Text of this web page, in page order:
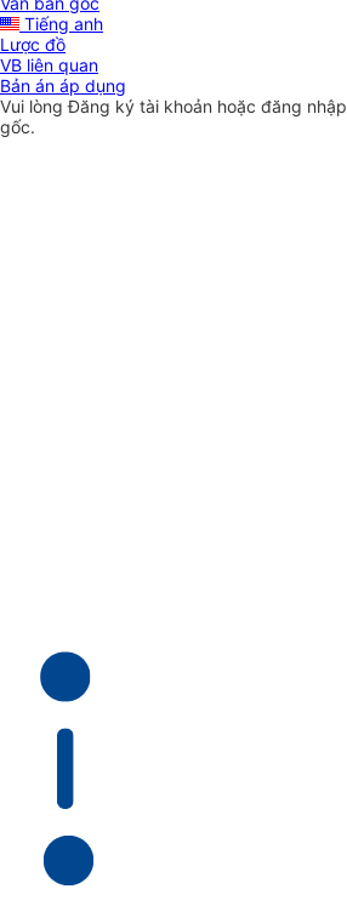
Tiếng anh
Lược đồ
VB liên quan
Bản án áp dụng
Vui lòngĐăng ký tài khoản hoặc đăng nhập
gốc.